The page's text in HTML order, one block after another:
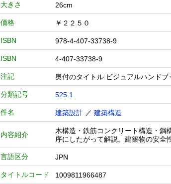
大きさ 26cm
価格 ￥２２５０
ISBN 978-4-407-33738-9
ISBN 4-407-33738-9
注記 奥付のタイトル:ビジュアルハンドブ
分類記号 525.1
件名 建築設計 ／ 建築構造
内容紹介
木構造・鉄筋コンクリート構造・鋼
序にしたがって解説。建築物の安全
言語区分 JPN
タイトルコード 1009811966487